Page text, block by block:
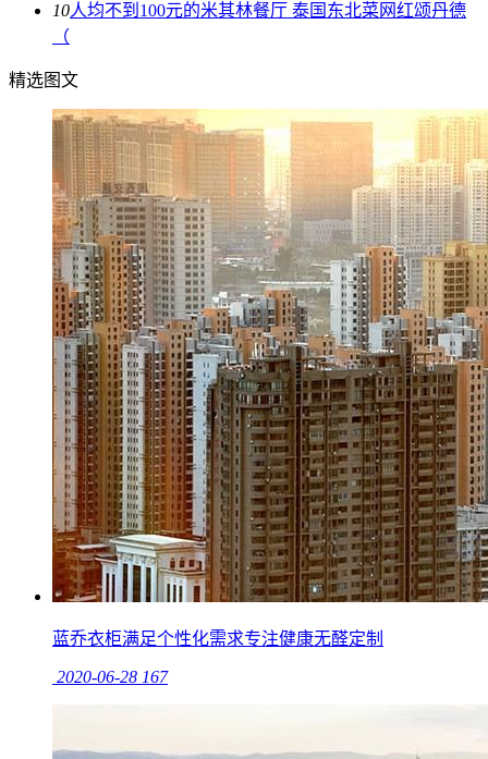
10人均不到100元的米其林餐厅 泰国东北菜网红颂丹德
（
精选图文
蓝乔衣柜满足个性化需求专注健康无醛定制
2020-06-28 167